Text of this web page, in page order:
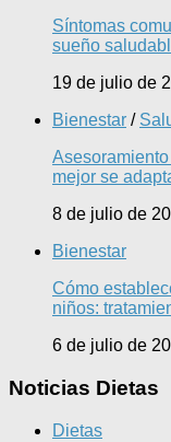
Síntomas
sueño
19 de julio de
Bienestar /
mejor se
8 de julio de
Bienestar
Cómo
niños:
6 de julio de
Noticias Dietas
Dietas